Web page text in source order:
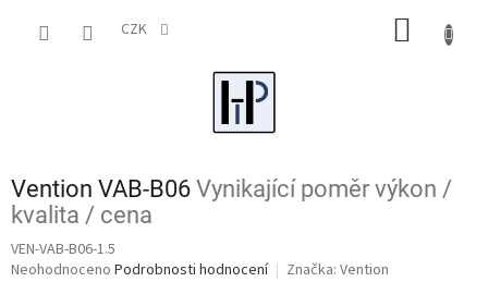
CZK
Vention VAB-B06 Vynikající poměr výkon /
kvalita / cena
VEN-VAB-B06-1.5
Průměrné
Neohodnoceno Podrobnosti hodnocení Značka: Vention